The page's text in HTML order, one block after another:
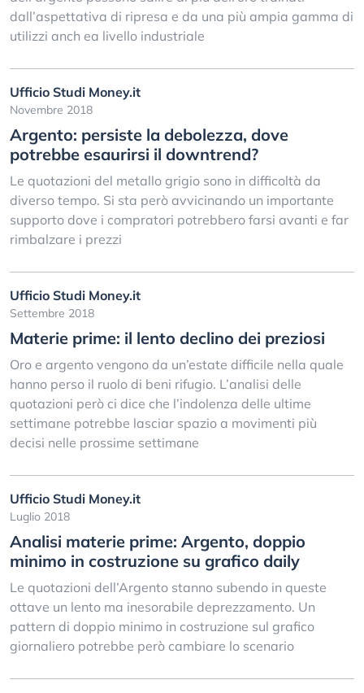
dall’aspettativa di ripresa e da una più ampia gamma di
utilizzi anch ea livello industriale
Ufficio Studi Money.it
Novembre 2018
Argento: persiste la debolezza, dove
potrebbe esaurirsi il downtrend?
Le quotazioni del metallo grigio sono in difficoltà da
diverso tempo. Si sta però avvicinando un importante
supporto dove i compratori potrebbero farsi avanti e far
rimbalzare i prezzi
Ufficio Studi Money.it
Settembre 2018
Materie prime: il lento declino dei preziosi
Oro e argento vengono da un’estate difficile nella quale
hanno perso il ruolo di beni rifugio. L’analisi delle
quotazioni però ci dice che l’indolenza delle ultime
settimane potrebbe lasciar spazio a movimenti più
decisi nelle prossime settimane
Ufficio Studi Money.it
Luglio 2018
Analisi materie prime: Argento, doppio
minimo in costruzione su grafico daily
Le quotazioni dell’Argento stanno subendo in queste
ottave un lento ma inesorabile deprezzamento. Un
pattern di doppio minimo in costruzione sul grafico
giornaliero potrebbe però cambiare lo scenario